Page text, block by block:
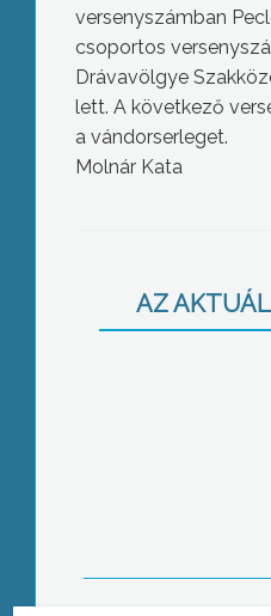
versenyszámban
csoportos
Drávavölgye
lett. A következő
a vándorserleget.
Molnár Kata
AZ